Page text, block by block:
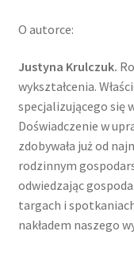
O autorce:
Justyna Krulczuk.
wykształcenia.
specjalizującego się
Doświadczenie w
zdobywała już od
rodzinnym
odwiedzając
targach i
nakładem naszego